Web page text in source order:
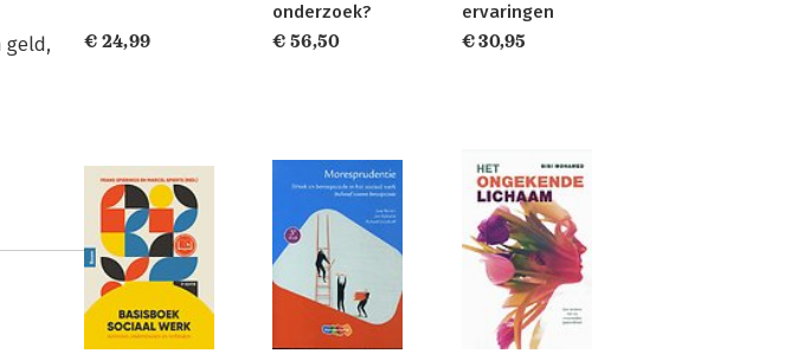
geld,
€ 24,99
onderzoek?
€ 56,50
ervaringen
€ 30,95